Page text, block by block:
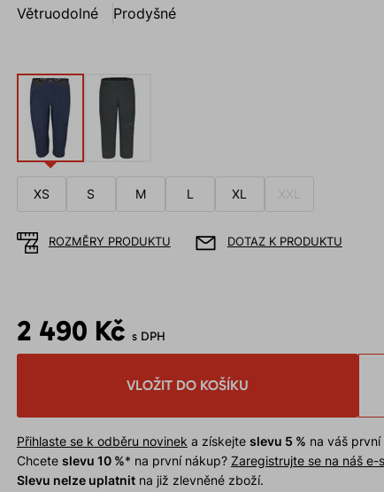
Větruodolné Prodyšné
XS S M L XL XXL
ROZMĚRY PRODUKTU DOTAZ K PRODUKTU
2 490 Kč s DPH
VLOŽIT DO KOŠÍKU
Přihlaste se k odběru novinek a získejte slevu 5 % na váš první
Chcete slevu 10 %* na první nákup? Zaregistrujte se na náš e-
Slevu nelze uplatnitna již zlevněné zboží.